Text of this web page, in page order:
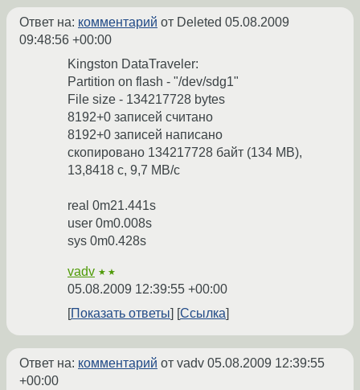
Ответ на: комментарий от Deleted 05.08.2009
09:48:56 +00:00
Kingston DataTraveler:
Partition on flash - "/dev/sdg1"
File size - 134217728 bytes
8192+0 записей считано
8192+0 записей написано
скопировано 134217728 байт (134 MB),
13,8418 c, 9,7 MB/c
real 0m21.441s
user 0m0.008s
sys 0m0.428s
vadv ★★
05.08.2009 12:39:55 +00:00
Показать ответы
Ссылка
Ответ на: комментарий от vadv 05.08.2009 12:39:55
+00:00